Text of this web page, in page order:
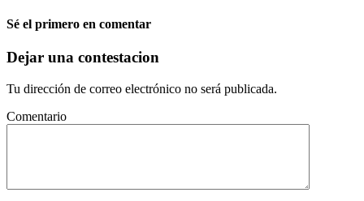
Sé el primero en comentar
Dejar una contestacion
Tu dirección de correo electrónico no será publicada.
Comentario